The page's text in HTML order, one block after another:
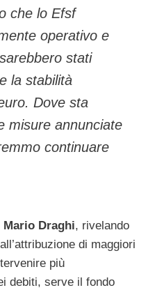
che lo Efsf
operativo e
stati
la stabilità
Dove sta
misure annunciate
continuare
Mario Draghi, rivelando
di maggiori
più
debiti, serve il fondo